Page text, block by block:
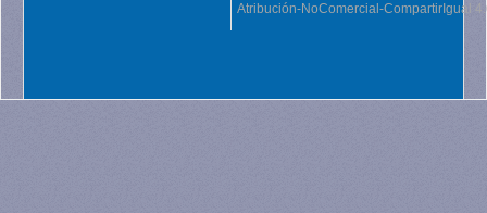
Atribución-NoComercial-CompartirIgual